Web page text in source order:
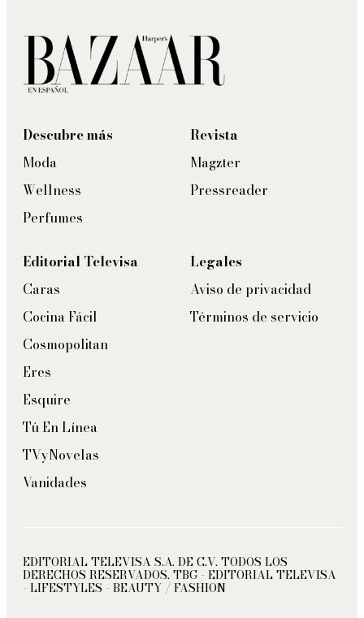
Descubre más
Moda
Wellness
Perfumes
Revista
Magzter
Pressreader
Editorial Televisa
Caras
Cocina Fácil
Cosmopolitan
Eres
Esquire
Tú En Línea
TVyNovelas
Vanidades
Legales
Aviso de privacidad
Términos de servicio
EDITORIAL TELEVISA S.A. DE C.V. TODOS LOS
DERECHOS RESERVADOS. TBG - EDITORIAL TELEVISA
- LIFESTYLES - BEAUTY / FASHION